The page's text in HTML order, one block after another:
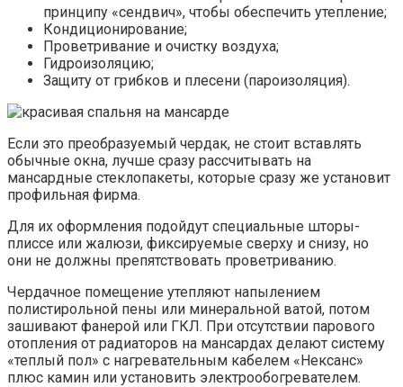
принципу «сендвич», чтобы обеспечить утепление;
Кондиционирование;
Проветривание и очистку воздуха;
Гидроизоляцию;
Защиту от грибков и плесени (пароизоляция).
Если это преобразуемый чердак, не стоит вставлять
обычные окна, лучше сразу рассчитывать на
мансардные стеклопакеты, которые сразу же установит
профильная фирма.
Для их оформления подойдут специальные шторы-
плиссе или жалюзи, фиксируемые сверху и снизу, но
они не должны препятствовать проветриванию.
Чердачное помещение утепляют напылением
полистирольной пены или минеральной ватой, потом
зашивают фанерой или ГКЛ. При отсутствии парового
отопления от радиаторов на мансардах делают систему
«теплый пол» с нагревательным кабелем «Нексанс»
плюс камин или установить электрообогревателем.